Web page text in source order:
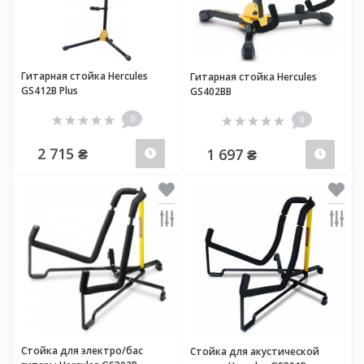
Гитарная стойка Hercules
GS412B Plus
0
2 715 ₴ Предзаказ
Гитарная стойка Hercules
GS402BB
0
1 697 ₴
Стойка для электро/бас
Стойка для акустической